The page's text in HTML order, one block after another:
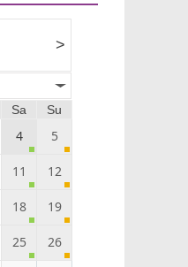
>
Sa Su
4 5
11 12
18 19
25 26